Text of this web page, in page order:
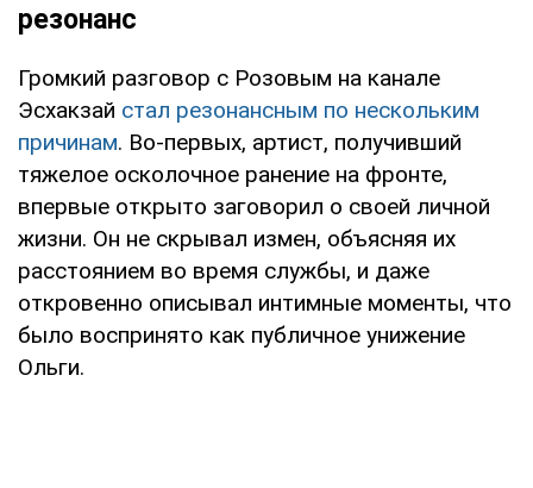
резонанс
Громкий разговор с Розовым на канале
Эсхакзай стал резонансным по нескольким
причинам. Во-первых, артист, получивший
тяжелое осколочное ранение на фронте,
впервые открыто заговорил о своей личной
жизни. Он не скрывал измен, объясняя их
расстоянием во время службы, и даже
откровенно описывал интимные моменты, что
было воспринято как публичное унижение
Ольги.